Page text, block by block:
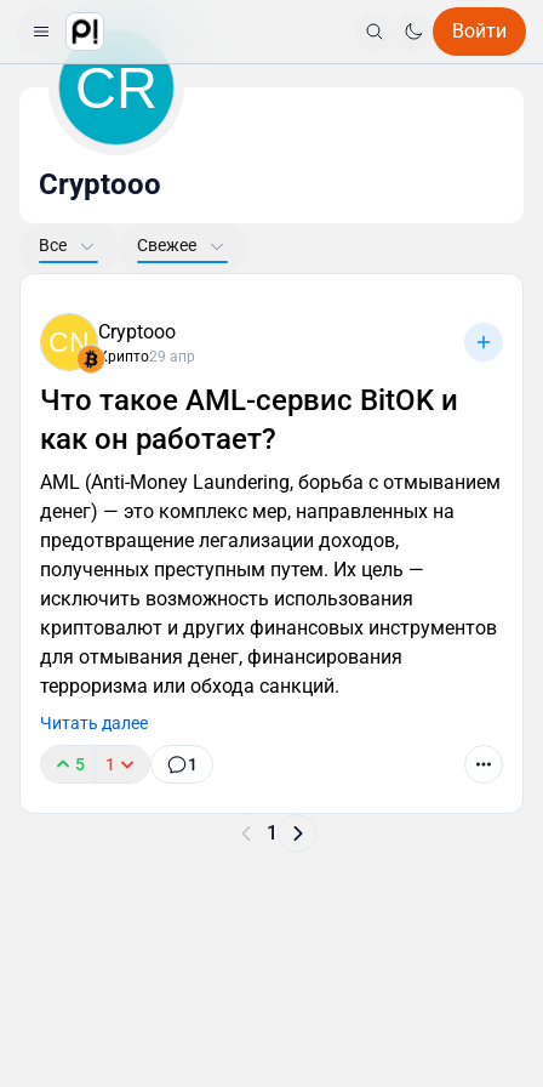
Войти
CR
Cryptooo
Все Свежее
CN Cryptooo
Крипто29 апр
Что такое AML-сервис BitOK и
как он работает?
AML (Anti-Money Laundering, борьба с отмыванием
денег) — это комплекс мер, направленных на
предотвращение легализации доходов,
полученных преступным путем. Их цель —
исключить возможность использования
криптовалют и других финансовых инструментов
для отмывания денег, финансирования
терроризма или обхода санкций.
Читать далее
5 1 1
1